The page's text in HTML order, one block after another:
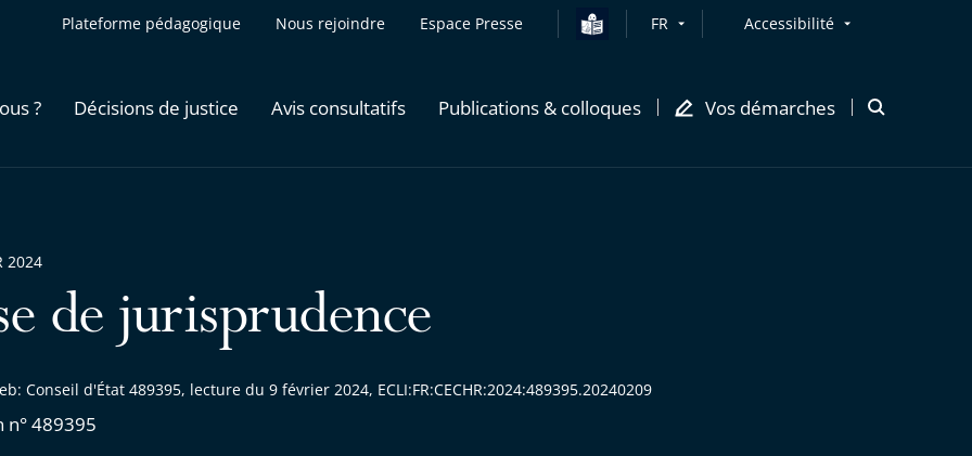
Plateforme pédagogique Nous rejoindre Espace Presse FR Accessibilité
? Décisions de justice Avis consultatifs Publications & colloques Vos démarches
Ouvrir
de jurisprudence
Conseil d'État 489395, lecture du 9 février 2024, ECLI:FR:CECHR:2024:489395.20240209
n° 489395
2024